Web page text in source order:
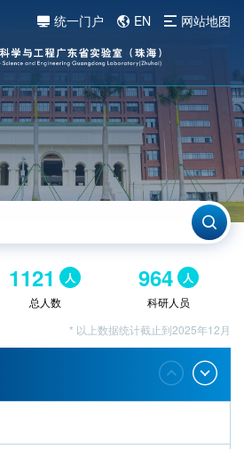
统一门户 EN 网站地图
1121 人
总人数
964 人
科研人员
* 以上数据统计截止到2025年12月